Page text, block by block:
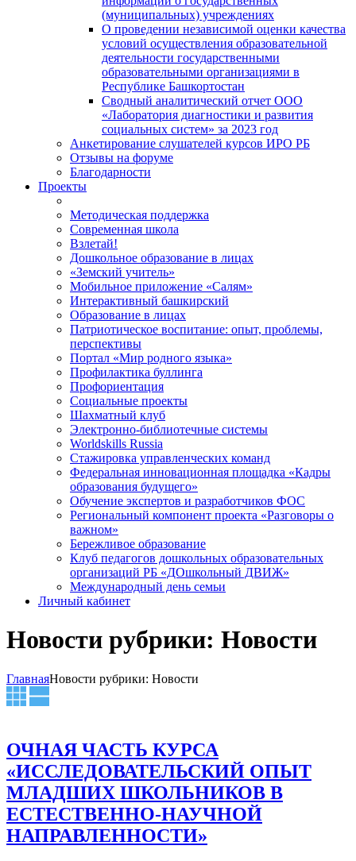
(муниципальных) учреждениях
О проведении независимой оценки качества
условий осуществления образовательной
деятельности государственными
образовательными организациями в
Республике Башкортостан
Сводный аналитический отчет ООО
«Лаборатория диагностики и развития
социальных систем» за 2023 год
Анкетирование слушателей курсов ИРО РБ
Отзывы на форуме
Благодарности
Проекты
Методическая поддержка
Современная школа
Взлетай!
Дошкольное образование в лицах
«Земский учитель»
Мобильное приложение «Салям»
Интерактивный башкирский
Образование в лицах
Патриотическое воспитание: опыт, проблемы,
перспективы
Портал «Мир родного языка»
Профилактика буллинга
Профориентация
Социальные проекты
Шахматный клуб
Электронно-библиотечные системы
Worldskills Russia
Стажировка управленческих команд
Федеральная инновационная площадка «Кадры
образования будущего»
Обучение экспертов и разработчиков ФОС
Региональный компонент проекта «Разговоры о
важном»
Бережливое образование
Клуб педагогов дошкольных образовательных
организаций РБ «ДОшкольный ДВИЖ»
Международный день семьи
Личный кабинет
Новости рубрики: Новости
ГлавнаяНовости рубрики: Новости
ОЧНАЯ ЧАСТЬ КУРСА
«ИССЛЕДОВАТЕЛЬСКИЙ ОПЫТ
МЛАДШИХ ШКОЛЬНИКОВ В
ЕСТЕСТВЕННО-НАУЧНОЙ
НАПРАВЛЕННОСТИ»